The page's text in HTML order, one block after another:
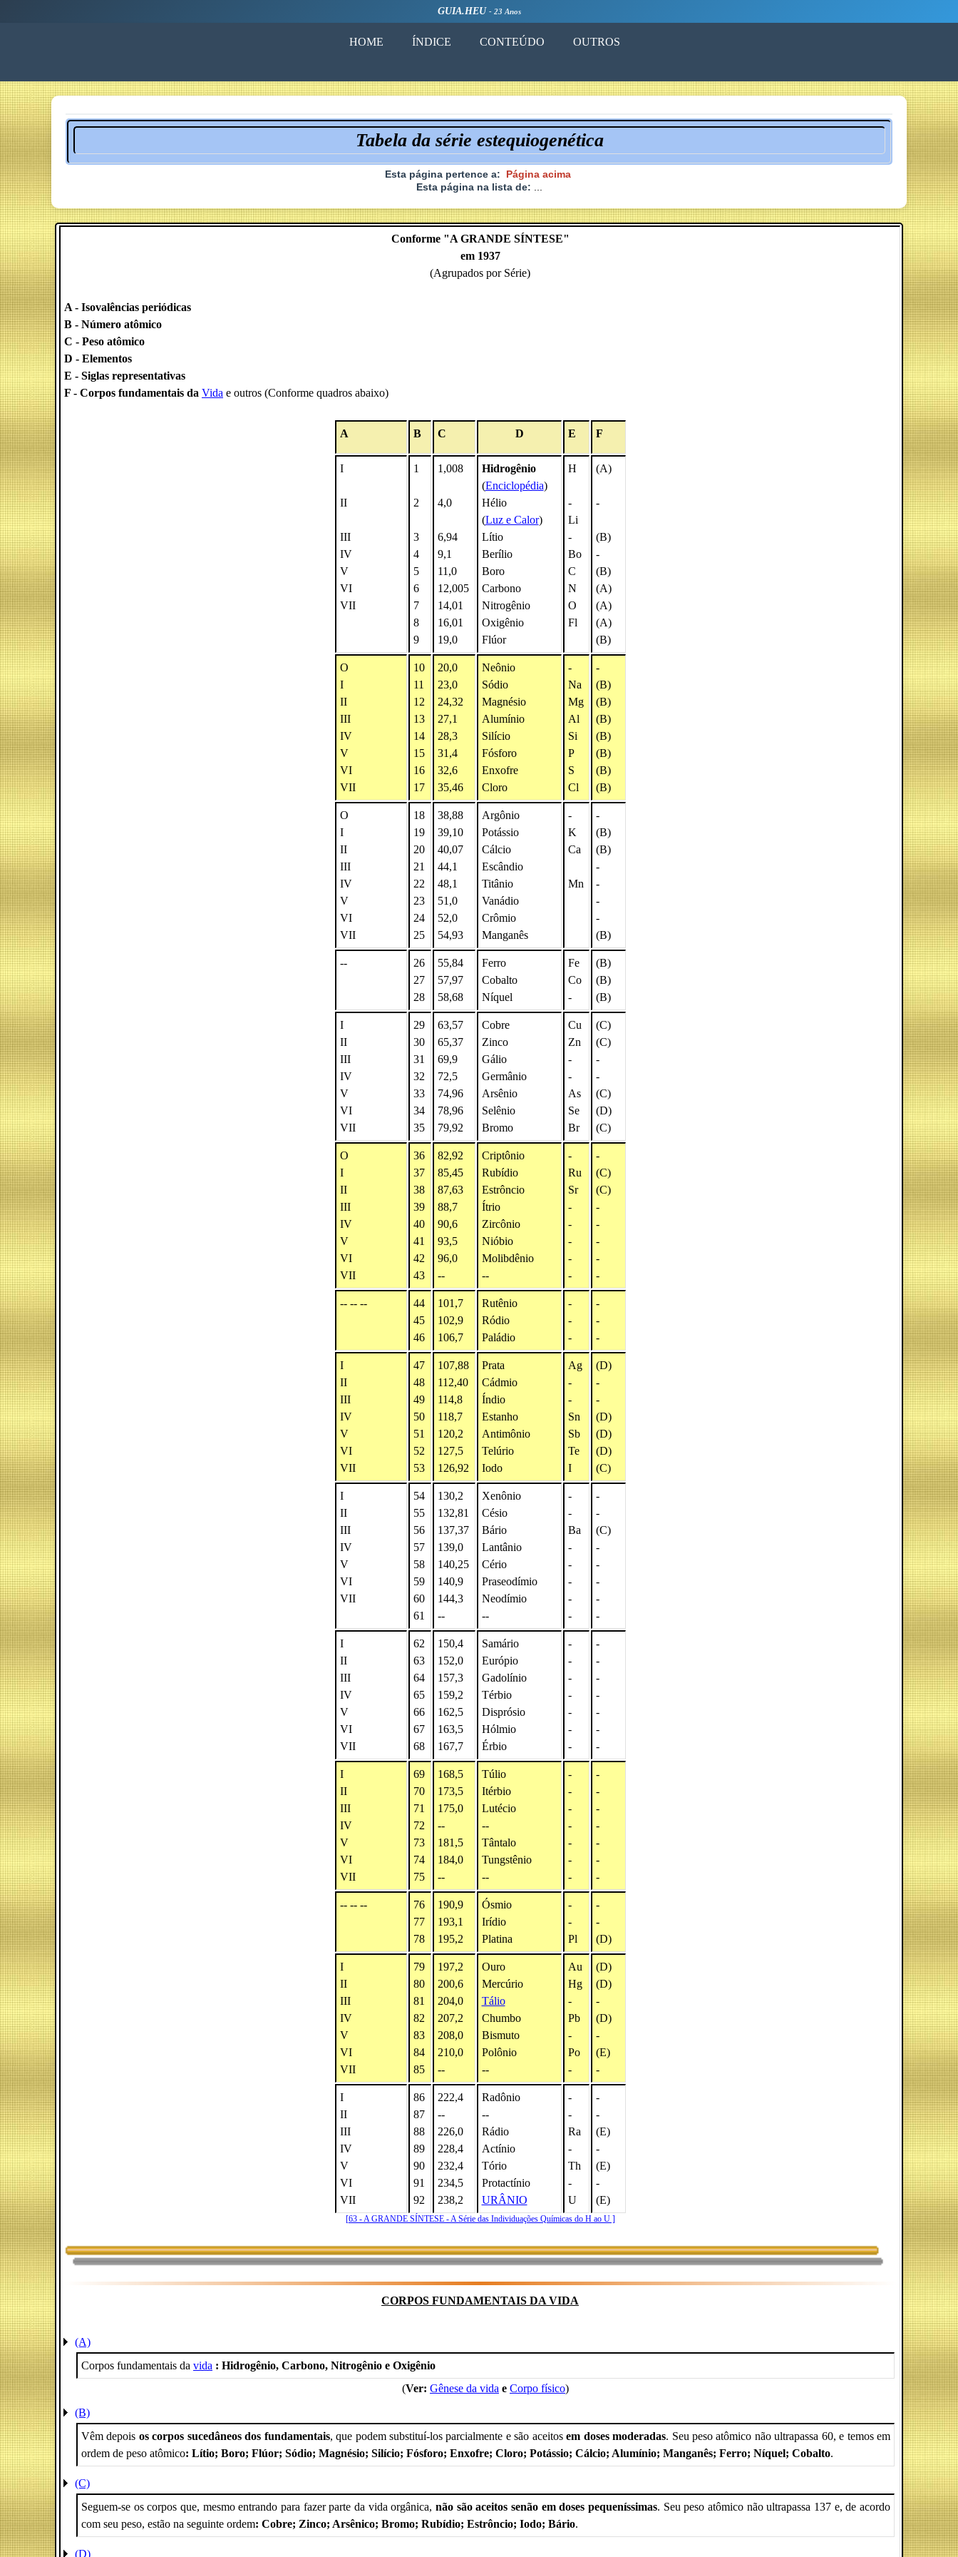
GUIA.HEU - 23 Anos
HOME ÍNDICE CONTEÚDO OUTROS
Tabela da série estequiogenética
Esta página pertence a:
Página acima
Esta página na lista de:
Conforme "A GRANDE SÍNTESE"
em 1937
(Agrupados por Série)
A - Isovalências periódicas
B - Número atômico
C - Peso atômico
D - Elementos
E - Siglas representativas
F - Corpos fundamentais da Vida e outros (Conforme quadros abaixo)
A B C D E F
I
II
III
IV
V
VI
VII
1
2
3
4
5
6
7
8
9
1,008
4,0
6,94
9,1
11,0
12,005
14,01
16,01
19,0
Hidrogênio
(Enciclopédia)
Hélio
(Luz e Calor)
Lítio
Berílio
Boro
Carbono
Nitrogênio
Oxigênio
Flúor
H
-
Li
-
Bo
C
N
O
Fl
(A)
-
(B)
-
(B)
(A)
(A)
(A)
(B)
O
I
II
III
IV
V
VI
VII
10
11
12
13
14
15
16
17
20,0
23,0
24,32
27,1
28,3
31,4
32,6
35,46
Neônio
Sódio
Magnésio
Alumínio
Silício
Fósforo
Enxofre
Cloro
-
Na
Mg
Al
Si
P
S
Cl
-
(B)
(B)
(B)
(B)
(B)
(B)
(B)
O
I
II
III
IV
V
VI
VII
18
19
20
21
22
23
24
25
38,88
39,10
40,07
44,1
48,1
51,0
52,0
54,93
Argônio
Potássio
Cálcio
Escândio
Titânio
Vanádio
Crômio
Manganês
-
K
Ca
Mn
-
(B)
(B)
-
-
-
-
(B)
--
26
27
28
55,84
57,97
58,68
Ferro
Cobalto
Níquel
Fe
Co
-
(B)
(B)
(B)
I
II
III
IV
V
VI
VII
29
30
31
32
33
34
35
63,57
65,37
69,9
72,5
74,96
78,96
79,92
Cobre
Zinco
Gálio
Germânio
Arsênio
Selênio
Bromo
Cu
Zn
-
-
As
Se
Br
(C)
(C)
-
-
(C)
(D)
(C)
O
I
II
III
IV
V
VI
VII
36
37
38
39
40
41
42
43
82,92
85,45
87,63
88,7
90,6
93,5
96,0
--
Criptônio
Rubídio
Estrôncio
Ítrio
Zircônio
Nióbio
Molibdênio
--
-
Ru
Sr
-
-
-
-
-
-
(C)
(C)
-
-
-
-
-
-- -- --
44
45
46
101,7
102,9
106,7
Rutênio
Ródio
Paládio
-
-
-
-
-
-
I
II
III
IV
V
VI
VII
47
48
49
50
51
52
53
107,88
112,40
114,8
118,7
120,2
127,5
126,92
Prata
Cádmio
Índio
Estanho
Antimônio
Telúrio
Iodo
Ag
-
-
Sn
Sb
Te
I
(D)
-
-
(D)
(D)
(D)
(C)
I
II
III
IV
V
VI
VII
54
55
56
57
58
59
60
61
130,2
132,81
137,37
139,0
140,25
140,9
144,3
--
Xenônio
Césio
Bário
Lantânio
Cério
Praseodímio
Neodímio
--
-
-
Ba
-
-
-
-
-
-
-
(C)
-
-
-
-
-
I
II
III
IV
V
VI
VII
62
63
64
65
66
67
68
150,4
152,0
157,3
159,2
162,5
163,5
167,7
Samário
Európio
Gadolínio
Térbio
Disprósio
Hólmio
Érbio
-
-
-
-
-
-
-
-
-
-
-
-
-
-
I
II
III
IV
V
VI
VII
69
70
71
72
73
74
75
168,5
173,5
175,0
--
181,5
184,0
--
Túlio
Itérbio
Lutécio
--
Tântalo
Tungstênio
--
-
-
-
-
-
-
-
-
-
-
-
-
-
-
-- -- --
76
77
78
190,9
193,1
195,2
Ósmio
Irídio
Platina
-
-
Pl
-
-
(D)
I
II
III
IV
V
VI
VII
79
80
81
82
83
84
85
197,2
200,6
204,0
207,2
208,0
210,0
--
Ouro
Mercúrio
Tálio
Chumbo
Bismuto
Polônio
--
Au
Hg
-
Pb
-
Po
-
(D)
(D)
-
(D)
-
(E)
-
I
II
III
IV
V
VI
VII
86
87
88
89
90
91
92
222,4
--
226,0
228,4
232,4
234,5
238,2
Radônio
--
Rádio
Actínio
Tório
Protactínio
URÂNIO
-
-
Ra
-
Th
-
U
-
-
(E)
-
(E)
-
(E)
[63 - A GRANDE SÍNTESE - A Série das Individuações Químicas do H ao U ]
CORPOS FUNDAMENTAIS DA VIDA
(A)
Corpos fundamentais da vida : Hidrogênio, Carbono, Nitrogênio e Oxigênio
(Ver: Gênese da vida e Corpo físico)
(B)
Vêm depois os corpos sucedâneos dos fundamentais, que podem substituí-los parcialmente e são aceitosem doses moderadas. Seu peso atômico não ultrapassa 60, e temos em
ordem de peso atômico: Lítio; Boro; Flúor; Sódio; Magnésio; Silício; Fósforo; Enxofre; Cloro; Potássio; Cálcio; Alumínio; Manganês; Ferro; Níquel; Cobalto.
(C)
Seguem-se os corpos que, mesmo entrando para fazer parte da vida orgânica, não são aceitos senão em doses pequeníssimas. Seu peso atômico não ultrapassa 137 e, de acordo
com seu peso, estão na seguinte ordem: Cobre; Zinco; Arsênico; Bromo; Rubídio; Estrôncio; Iodo; Bário.
(D)